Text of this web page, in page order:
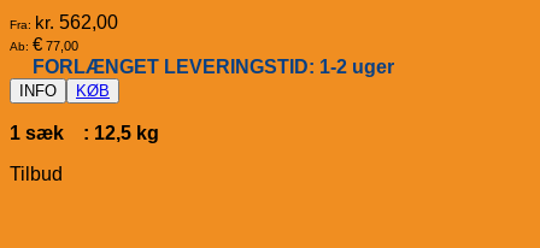
Fra: kr. 562,00
Ab: € 77,00
FORLÆNGET LEVERINGSTID: 1-2 uger
INFO KØB
1 sæk : 12,5 kg
Tilbud